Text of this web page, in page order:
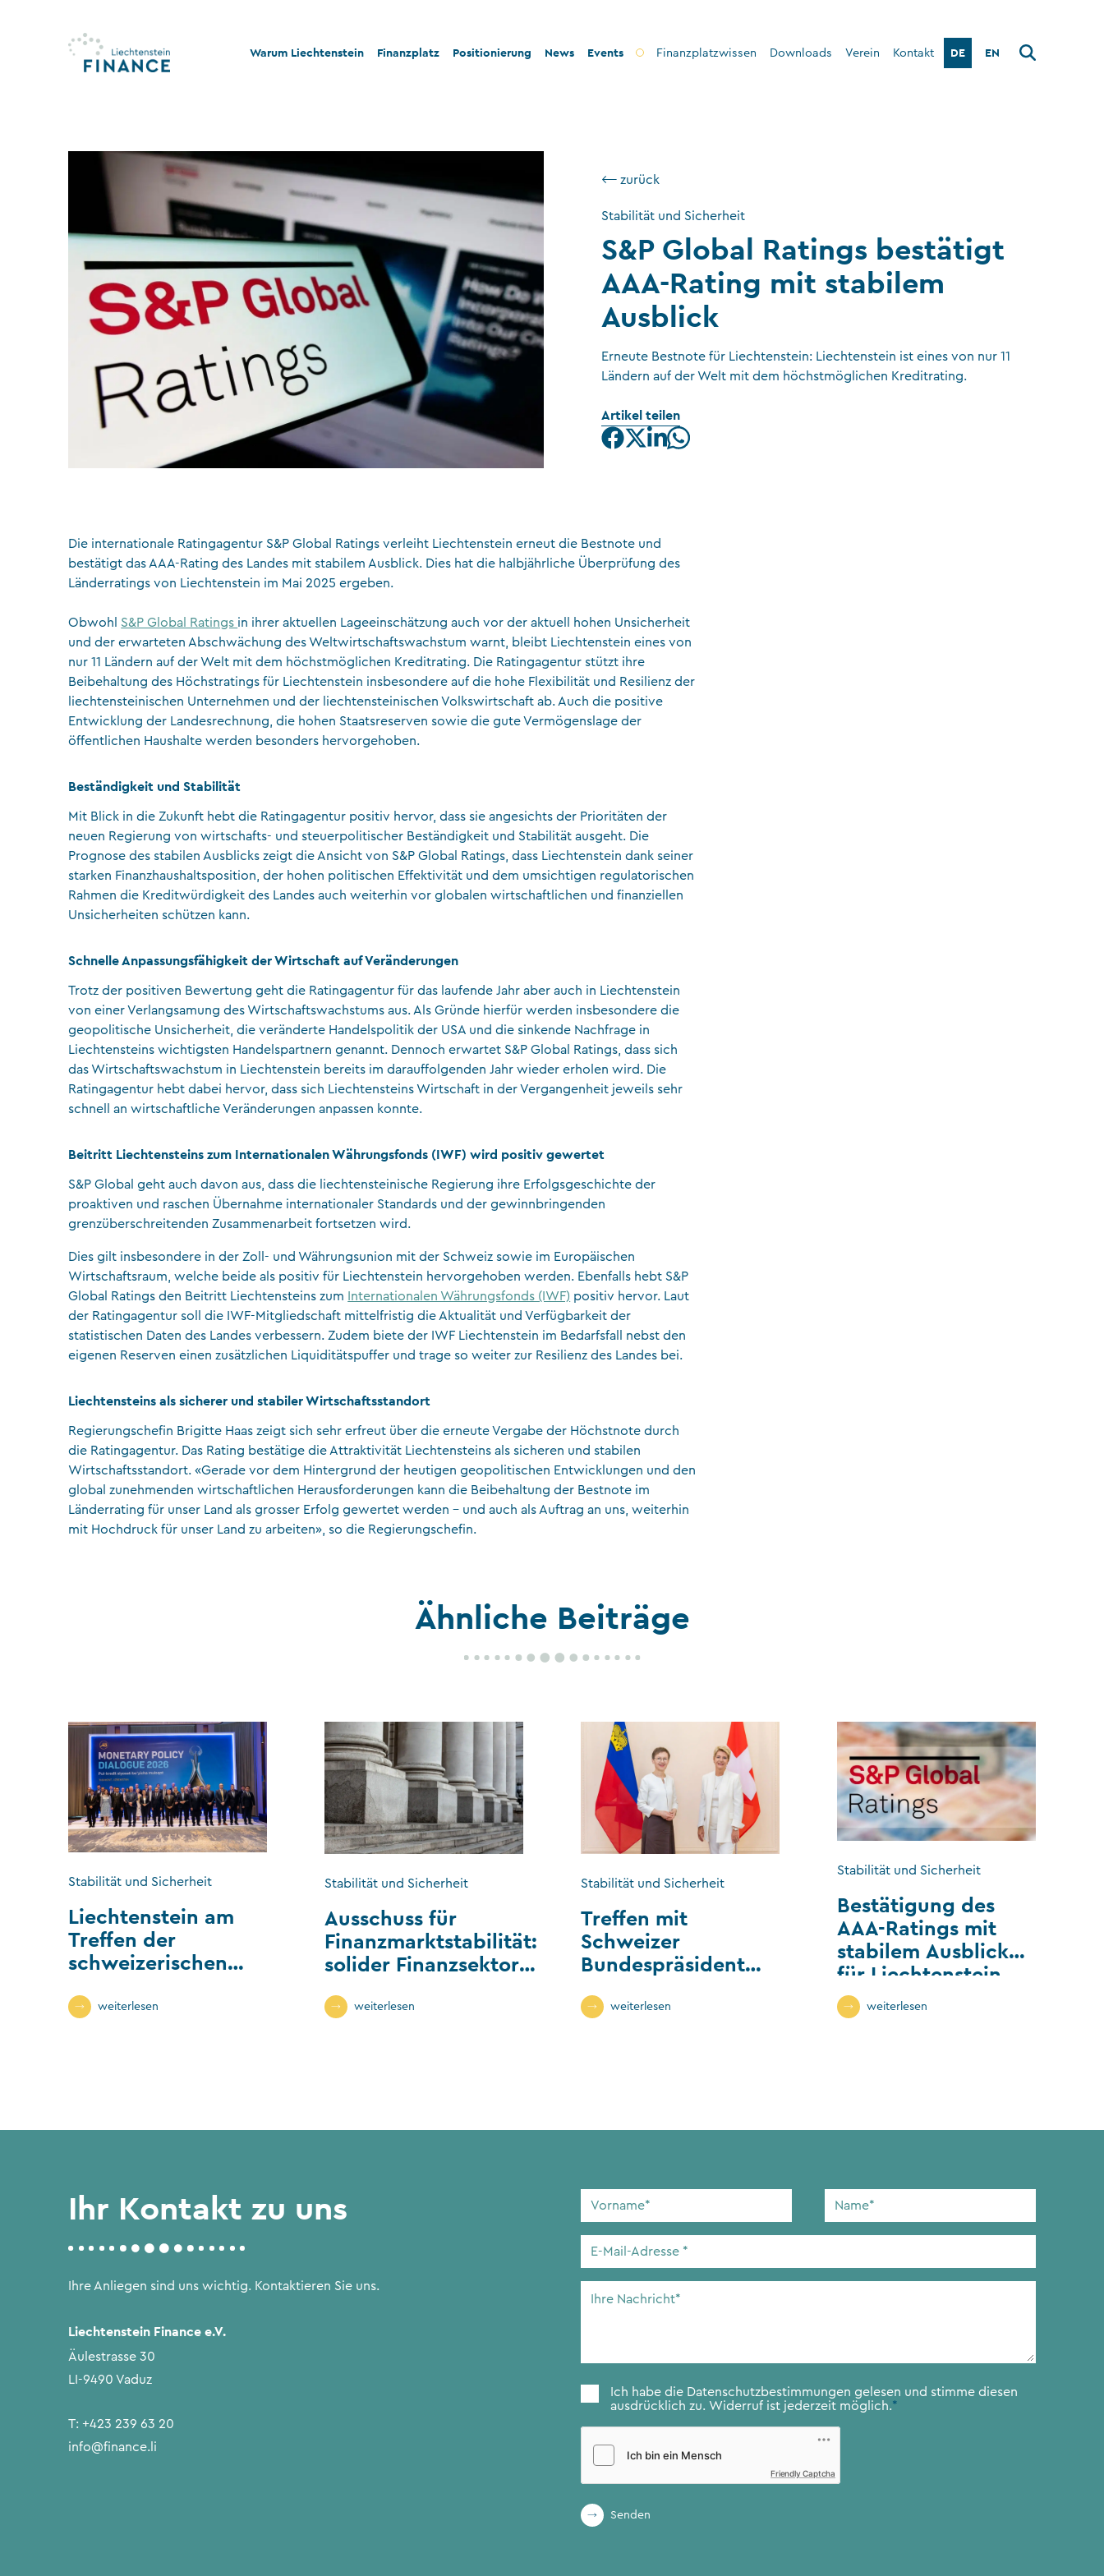
Warum Liechtenstein
Stabilität und Rechtssicherheit
Rechts- und Steuerkonformität
Nachhaltigkeit und Philanthropie
Stiftungswesen
Finanzplatz
Treuhandsektor
Vermögensverwaltung
Fondsplatz
Versicherungen
Gemeinnützige Stiftungen und Trusts
Wirtschaftsprüfung
VT-Dienstleistungen
Versicherungsvermittler
CFA Society Liechtenstein
Rechtsanwälte
Positionierung
Stabilität und Sicherheit
News Events Finanzplatzwissen Downloads Verein Kontakt DE EN
⟵ zurück
Stabilität und Sicherheit
S&P Global Ratings bestätigt
AAA-Rating mit stabilem
Ausblick
Erneute Bestnote für Liechtenstein: Liechtenstein ist eines von nur 11
Ländern auf der Welt mit dem höchstmöglichen Kreditrating.
Artikel teilen
Die internationale Ratingagentur S&P Global Ratings verleiht Liechtenstein erneut die Bestnote und
bestätigt das AAA-Rating des Landes mit stabilem Ausblick. Dies hat die halbjährliche Überprüfung des
Länderratings von Liechtenstein im Mai 2025 ergeben.
Obwohl S&P Global Ratings in ihrer aktuellen Lageeinschätzung auch vor der aktuell hohen Unsicherheit
und der erwarteten Abschwächung des Weltwirtschaftswachstum warnt, bleibt Liechtenstein eines von
nur 11 Ländern auf der Welt mit dem höchstmöglichen Kreditrating. Die Ratingagentur stützt ihre
Beibehaltung des Höchstratings für Liechtenstein insbesondere auf die hohe Flexibilität und Resilienz der
liechtensteinischen Unternehmen und der liechtensteinischen Volkswirtschaft ab. Auch die positive
Entwicklung der Landesrechnung, die hohen Staatsreserven sowie die gute Vermögenslage der
öffentlichen Haushalte werden besonders hervorgehoben.
Beständigkeit und Stabilität
Mit Blick in die Zukunft hebt die Ratingagentur positiv hervor, dass sie angesichts der Prioritäten der
neuen Regierung von wirtschafts- und steuerpolitischer Beständigkeit und Stabilität ausgeht. Die
Prognose des stabilen Ausblicks zeigt die Ansicht von S&P Global Ratings, dass Liechtenstein dank seiner
starken Finanzhaushaltsposition, der hohen politischen Effektivität und dem umsichtigen regulatorischen
Rahmen die Kreditwürdigkeit des Landes auch weiterhin vor globalen wirtschaftlichen und finanziellen
Unsicherheiten schützen kann.
Schnelle Anpassungsfähigkeit der Wirtschaft auf Veränderungen
Trotz der positiven Bewertung geht die Ratingagentur für das laufende Jahr aber auch in Liechtenstein
von einer Verlangsamung des Wirtschaftswachstums aus. Als Gründe hierfür werden insbesondere die
geopolitische Unsicherheit, die veränderte Handelspolitik der USA und die sinkende Nachfrage in
Liechtensteins wichtigsten Handelspartnern genannt. Dennoch erwartet S&P Global Ratings, dass sich
das Wirtschaftswachstum in Liechtenstein bereits im darauffolgenden Jahr wieder erholen wird. Die
Ratingagentur hebt dabei hervor, dass sich Liechtensteins Wirtschaft in der Vergangenheit jeweils sehr
schnell an wirtschaftliche Veränderungen anpassen konnte.
Beitritt Liechtensteins zum Internationalen Währungsfonds (IWF) wird positiv gewertet
S&P Global geht auch davon aus, dass die liechtensteinische Regierung ihre Erfolgsgeschichte der
proaktiven und raschen Übernahme internationaler Standards und der gewinnbringenden
grenzüberschreitenden Zusammenarbeit fortsetzen wird.
Dies gilt insbesondere in der Zoll- und Währungsunion mit der Schweiz sowie im Europäischen
Wirtschaftsraum, welche beide als positiv für Liechtenstein hervorgehoben werden. Ebenfalls hebt S&P
Global Ratings den Beitritt Liechtensteins zum
Internationalen Währungsfonds (IWF) positiv hervor. Laut
der Ratingagentur soll die IWF-Mitgliedschaft mittelfristig die Aktualität und Verfügbarkeit der
statistischen Daten des Landes verbessern. Zudem biete der IWF Liechtenstein im Bedarfsfall nebst den
eigenen Reserven einen zusätzlichen Liquiditätspuffer und trage so weiter zur Resilienz des Landes bei.
Liechtensteins als sicherer und stabiler Wirtschaftsstandort
Regierungschefin Brigitte Haas zeigt sich sehr erfreut über die erneute Vergabe der Höchstnote durch
die Ratingagentur. Das Rating bestätige die Attraktivität Liechtensteins als sicheren und stabilen
Wirtschaftsstandort. «Gerade vor dem Hintergrund der heutigen geopolitischen Entwicklungen und den
global zunehmenden wirtschaftlichen Herausforderungen kann die Beibehaltung der Bestnote im
Länderrating für unser Land als grosser Erfolg gewertet werden – und auch als Auftrag an uns, weiterhin
mit Hochdruck für unser Land zu arbeiten», so die Regierungschefin.
Ähnliche Beiträge
Stabilität und Sicherheit
Liechtenstein am
Treffen der
schweizerischen
Stimmrechtsgruppe
weiterlesen
Stabilität und Sicherheit
Ausschuss für
Finanzmarktstabilität:
solider Finanzsektor
weiterlesen
Stabilität und Sicherheit
Treffen mit
Schweizer
Bundespräsident
Finanzministerin
weiterlesen
Stabilität und Sicherheit
Bestätigung des
AAA-Ratings mit
stabilem Ausblick
für Liechtenstein
weiterlesen
Ihr Kontakt zu uns
Ihre Anliegen sind uns wichtig. Kontaktieren Sie uns.
Liechtenstein Finance e.V.
Äulestrasse 30
LI-9490 Vaduz
T: +423 239 63 20
info@finance.li
Vorname Name
E-
Adresse*
Zustimmung*
Ich habe die Datenschutzbestimmungen gelesen und stimme diesen
ausdrücklich zu. Widerruf ist jederzeit möglich.*
Friendly Captcha
Senden